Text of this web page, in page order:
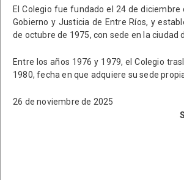
El Colegio fue fundado el 24 de
Gobierno y Justicia de Entre Ríos, y
de octubre de 1975, con sede en la ciudad
Entre los años 1976 y 1979, el Colegio
1980, fecha en que adquiere su sede
26 de noviembre de 2025